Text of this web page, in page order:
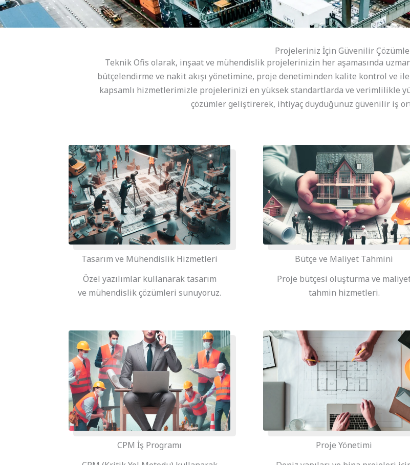
Projeleriniz İçin Güvenilir
Teknik Ofis olarak, inşaat ve mühendislik projelerinizin her aşamasında
bütçelendirme ve nakit akışı yönetimine, proje denetiminden kalite kontrol ve
kapsamlı hizmetlerimizle projelerinizi en yüksek standartlarda ve verimlilikle
çözümler geliştirerek, ihtiyaç duyduğunuz güvenilir iş
Tasarım ve Mühendislik Hizmetleri
Özel yazılımlar kullanarak tasarım
ve mühendislik çözümleri sunuyoruz.
Bütçe ve Maliyet Tahmini
Proje bütçesi oluşturma ve
tahmin hizmetleri.
CPM İş Programı
Proje Yönetimi